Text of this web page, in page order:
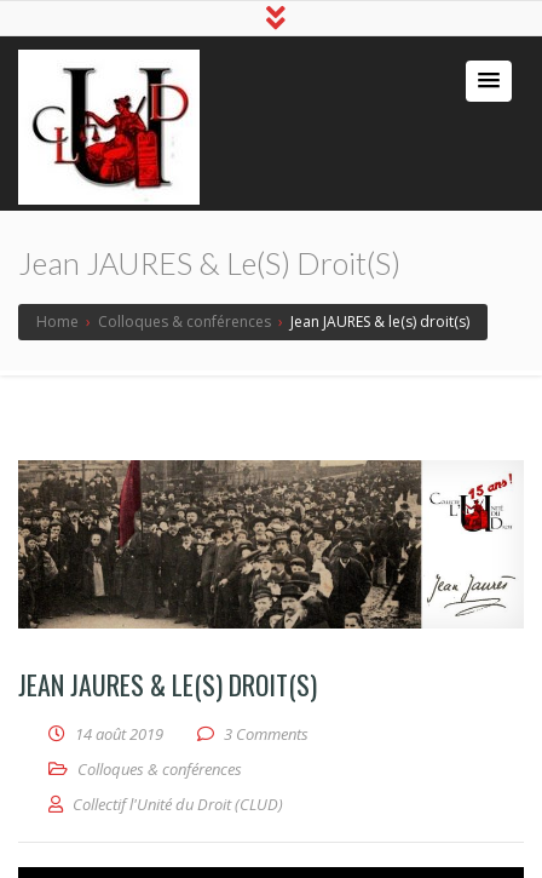
Jean JAURES & Le(s) Droit(s)
Home › Colloques & conférences › Jean JAURES & le(s) droit(s)
JEAN JAURES & LE(S) DROIT(S)
14 août 2019
3 Comments
Colloques & conférences
Collectif l'Unité du Droit (CLUD)